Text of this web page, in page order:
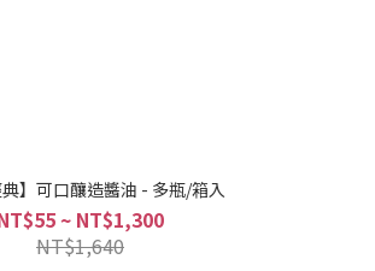
典】可口釀造醬油 - 多瓶/箱入
~ NT$1,300
NT$1,640